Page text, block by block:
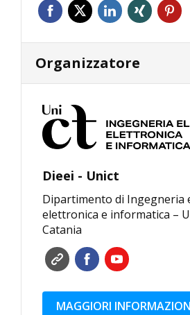
Organizzatore
Dieei - Unict
Dipartimento di Ingegneria
elettronica e informatica –
Catania
MAGGIORI